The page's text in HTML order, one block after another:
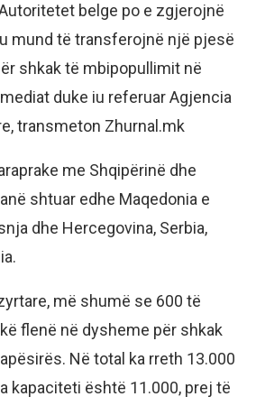
belge po e zgjerojnë
mund të transferojnë një pjesë
shkak të mbipopullimit në
duke iu referuar Agjencia
transmeton Zhurnal.mk
me Shqipërinë dhe
shtuar edhe Maqedonia e
dhe Hercegovina, Serbia,
më shumë se 600 të
flenë në dysheme për shkak
Në total ka rreth 13.000
kapaciteti është 11.000, prej të